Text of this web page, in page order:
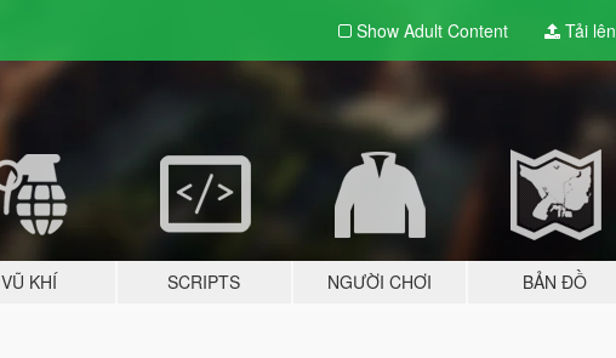
Show Adult Content Tải lên
VŨ KHÍ SCRIPTS NGƯỜI CHƠI BẢN ĐỒ